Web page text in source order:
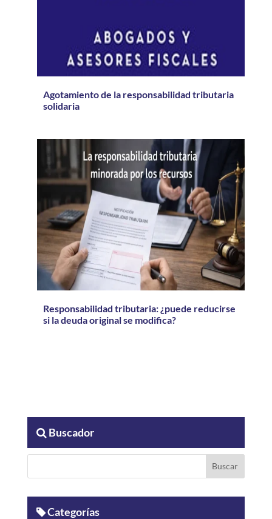
Agotamiento de la responsabilidad tributaria
solidaria
Responsabilidad tributaria: ¿puede reducirse
si la deuda original se modifica?
Buscador
Categorías